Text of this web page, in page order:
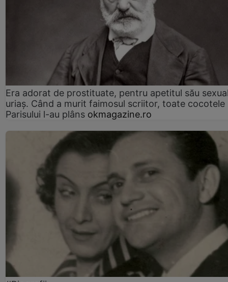
Era adorat de prostituate, pentru apetitul său
uriaș. Când a murit faimosul scriitor, toate cocotele
Parisului l-au plâns okmagazine.ro